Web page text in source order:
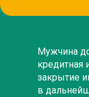
Мужчина
кредитная
закрытие
в